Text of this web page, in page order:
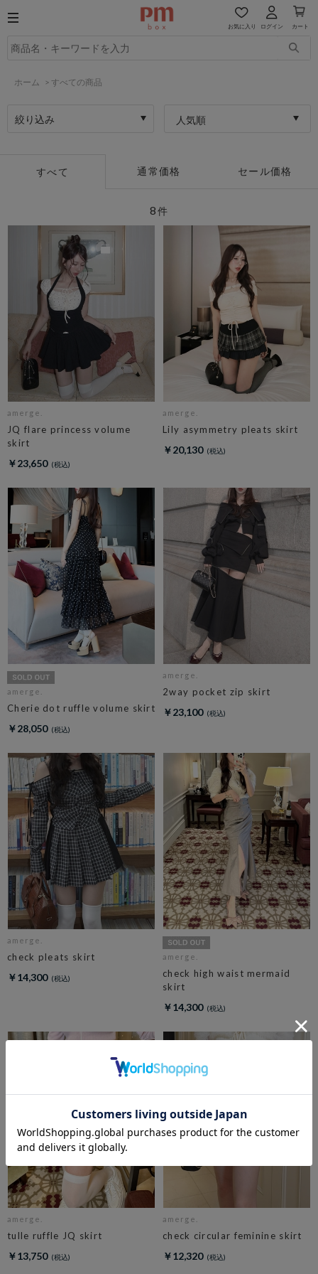
お気に入り ログイン カート
ホーム > すべての商品
絞り込み 人気順
すべて 通常価格 セール価格
8件
amerge.
JQ flare princess volume
skirt
￥23,650
amerge.
Lily asymmetry pleats skirt
￥20,130
amerge.
Cherie dot ruffle volume skirt
￥28,050
amerge.
2way pocket zip skirt
￥23,100
amerge.
check pleats skirt
￥14,300
amerge.
check high waist mermaid
skirt
￥14,300
amerge.
tulle ruffle JQ skirt
￥13,750
amerge.
check circular feminine skirt
￥12,320